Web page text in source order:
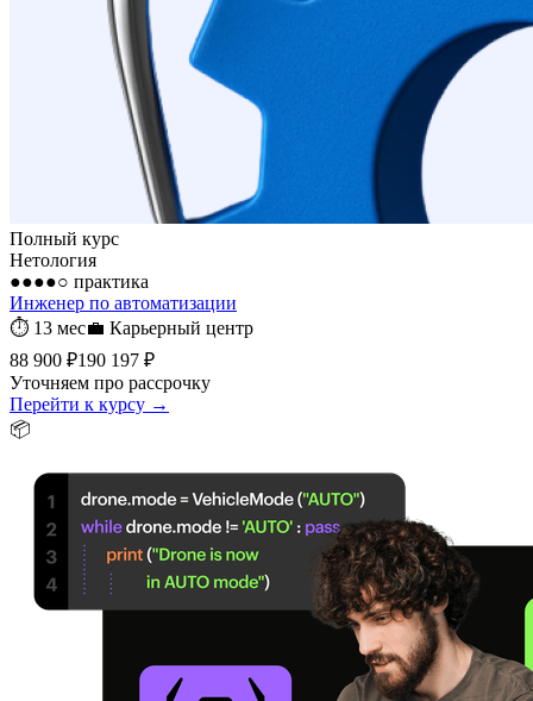
Полный курс
Нетология
●●●●○ практика
Инженер по автоматизации
⏱ 13 мес💼 Карьерный центр
88 900 ₽190 197 ₽
Уточняем про рассрочку
Перейти к курсу →
📦